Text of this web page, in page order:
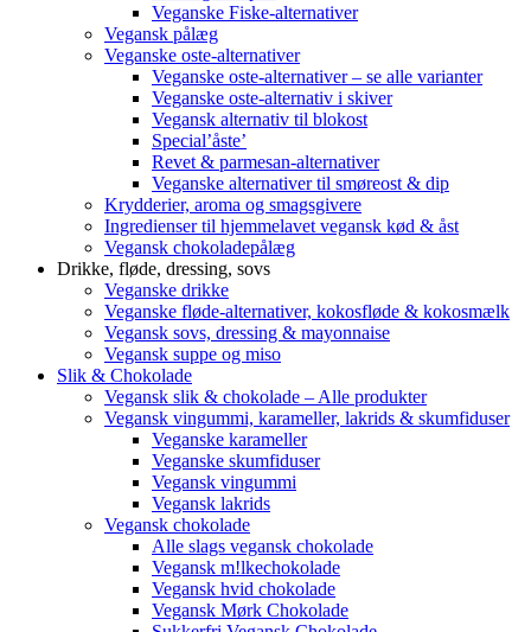
Veganske Fiske-alternativer
Vegansk pålæg
Veganske oste-alternativer
Veganske oste-alternativer – se alle varianter
Veganske oste-alternativ i skiver
Vegansk alternativ til blokost
Special’åste’
Revet & parmesan-alternativer
Veganske alternativer til smøreost & dip
Krydderier, aroma og smagsgivere
Ingredienser til hjemmelavet vegansk kød & åst
Vegansk chokoladepålæg
Drikke, fløde, dressing, sovs
Veganske drikke
Veganske fløde-alternativer, kokosfløde & kokosmælk
Vegansk sovs, dressing & mayonnaise
Vegansk suppe og miso
Slik & Chokolade
Vegansk slik & chokolade – Alle produkter
Vegansk vingummi, karameller, lakrids & skumfiduser
Veganske karameller
Veganske skumfiduser
Vegansk vingummi
Vegansk lakrids
Vegansk chokolade
Alle slags vegansk chokolade
Vegansk m!lkechokolade
Vegansk hvid chokolade
Vegansk Mørk Chokolade